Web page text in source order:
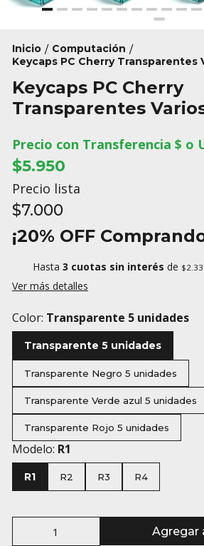
Inicio / Computación /
Keycaps PC Cherry Transparentes
Keycaps PC Cherry
Transparentes
Precio con Transferencia $ o
$5.950
Precio lista
$7.000
¡20% OFF
Hasta 3 cuotas sin interés de
Ver más detalles
Color: Transparente 5 unidades
Transparente 5 unidades
Transparente Negro 5 unidades
Transparente Verde azul 5 unidades
Transparente Rojo 5 unidades
Modelo: R1
R1 R2 R3 R4
Agregar